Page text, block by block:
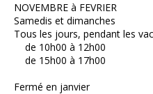
NOVEMBRE à FEVRIER
Samedis et dimanches
Tous les jours, pendant les
de 10h00 à 12h00
de 15h00 à 17h00
Fermé en janvier